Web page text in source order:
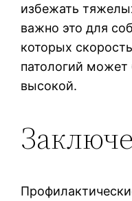
избежать
важно это для
которых
патологий может
высокой.